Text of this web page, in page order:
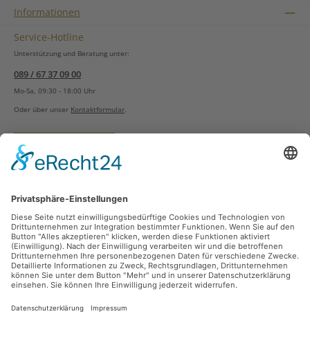
Informationen
Service-Hotline
Unterstützung und Beratung unter:
089 / 67 37 09 00
Mo-Sa, 09:30 - 18:00 Uhr
Oder über unser Kontaktformular.
Vertrag widerrufen
Zahlungsarten
Sicher Einkaufen
Ladengeschäft
Newsletter